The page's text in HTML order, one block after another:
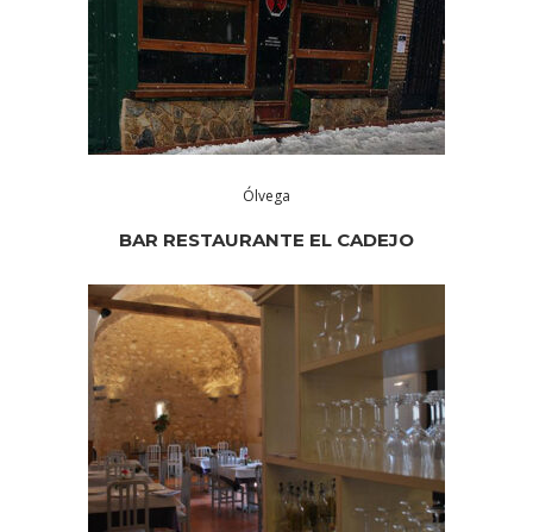
Ólvega
BAR RESTAURANTE EL CADEJO